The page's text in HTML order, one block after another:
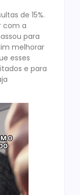
de 15%.
com a
para
melhorar
esses
e para